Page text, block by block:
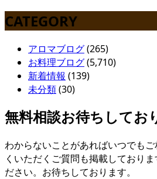
CATEGORY
アロマブログ(265)
お料理ブログ(5,710)
新着情報 (139)
未分類(30)
無料相談お待ちしてお
わからないことがあればいつでも
くいただくご質問も掲載しており
ださい。お待ちしております。